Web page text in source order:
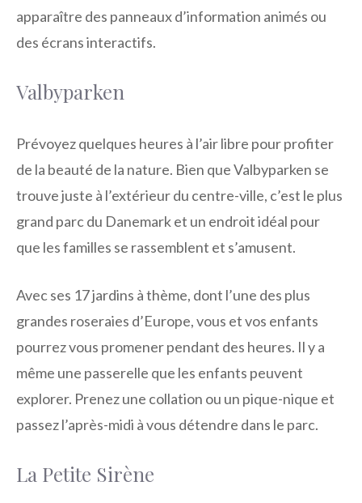
apparaître des panneaux d’information animés ou
des écrans interactifs.
Valbyparken
Prévoyez quelques heures à l’air libre pour profiter
de la beauté de la nature. Bien que Valbyparken se
trouve juste à l’extérieur du centre-ville, c’est le plus
grand parc du Danemark et un endroit idéal pour
que les familles se rassemblent et s’amusent.
Avec ses 17 jardins à thème, dont l’une des plus
grandes roseraies d’Europe, vous et vos enfants
pourrez vous promener pendant des heures. Il y a
même une passerelle que les enfants peuvent
explorer. Prenez une collation ou un pique-nique et
passez l’après-midi à vous détendre dans le parc.
La Petite Sirène